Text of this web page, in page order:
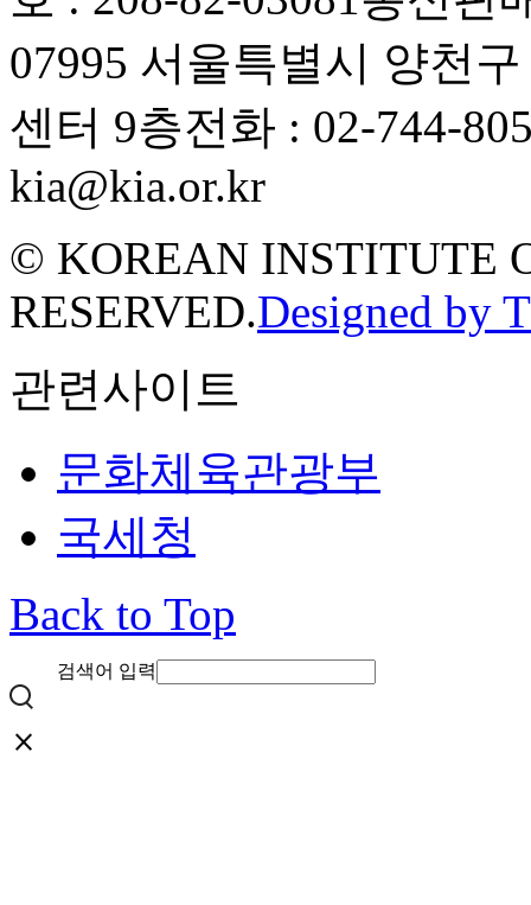
07995 서울특별시 양천
센터 9층전화 : 02-744-
kia@kia.or.kr
© KOREAN INSTITUTE
RESERVED.Designed by
관련사이트
문화체육관광부
국세청
Back to Top
검색어 입력
close